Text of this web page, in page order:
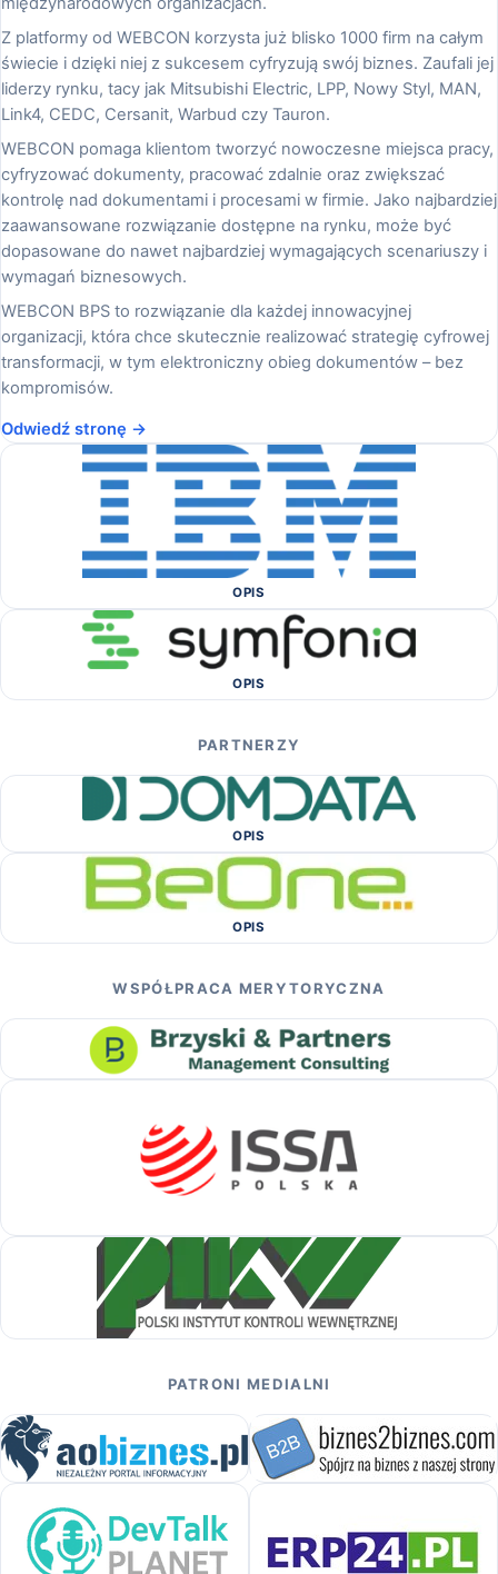
Z platformy od WEBCON korzysta już blisko 1000 firm na całym
świecie i dzięki niej z sukcesem cyfryzują swój biznes. Zaufali jej
liderzy rynku, tacy jak Mitsubishi Electric, LPP, Nowy Styl, MAN,
Link4, CEDC, Cersanit, Warbud czy Tauron.
WEBCON pomaga klientom tworzyć nowoczesne miejsca pracy,
cyfryzować dokumenty, pracować zdalnie oraz zwiększać
kontrolę nad dokumentami i procesami w firmie. Jako najbardziej
zaawansowane rozwiązanie dostępne na rynku, może być
dopasowane do nawet najbardziej wymagających scenariuszy i
wymagań biznesowych.
WEBCON BPS to rozwiązanie dla każdej innowacyjnej
organizacji, która chce skutecznie realizować strategię cyfrowej
transformacji, w tym elektroniczny obieg dokumentów – bez
kompromisów.
Odwiedź stronę →
OPIS
OPIS
PARTNERZY
OPIS
OPIS
WSPÓŁPRACA MERYTORYCZNA
PATRONI MEDIALNI